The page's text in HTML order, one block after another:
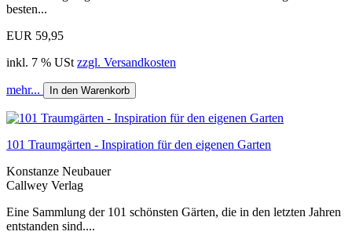
besten...
EUR 59,95
inkl. 7 % USt zzgl. Versandkosten
mehr... In den Warenkorb
101 Traumgärten - Inspiration für den eigenen Garten
Konstanze Neubauer
Callwey Verlag
Eine Sammlung der 101 schönsten Gärten, die in den letzten Jahren
entstanden sind....